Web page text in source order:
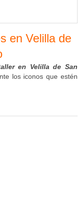
en Velilla de
en Velilla de San
los iconos que estén